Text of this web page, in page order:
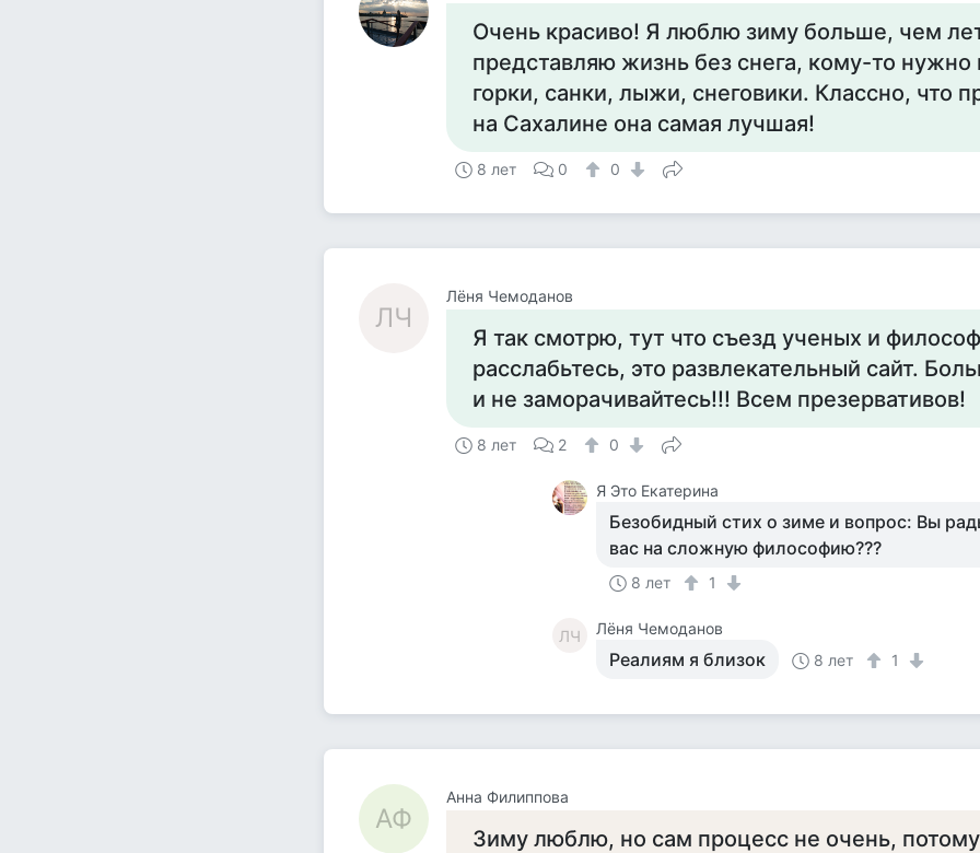
Очень красиво! Я люблю зиму больше, чем
представляю жизнь без снега, кому-то
горки, санки, лыжи, снеговики. Классно, что
на Сахалине она самая лучшая!
8 лет 0 0
ЛЧ
Лёня Чемоданов
Я так смотрю, тут что съезд ученых и
расслабьтесь, это развлекательный сайт.
и не заморачивайтесь!!! Всем презервативов!
8 лет 2 0
Я Это Екатерина
Безобидный стих о зиме и вопрос: Вы
вас на сложную философию???
8 лет 1
ЛЧ Лёня Чемоданов
Реалиям я близок 8 лет 1
АФ
Анна Филиппова
Зиму люблю, но сам процесс не очень,